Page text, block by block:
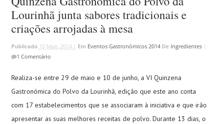
Lourinhã junta sabores tradicionais e
criações arrojadas à mesa
Publicado 10 Maio, 2014 | Em Eventos Gastronómicos 2014 De Ingredientes|
1 Comentário
Realiza-se entre 29 de maio e 10 de junho, a VI Quinzena
Gastronómica do Polvo da Lourinhã, edição que este ano conta
com 17 estabelecimentos que se associaram à iniciativa e que irão
apresentar as suas melhores receitas de polvo. Durante 13 dias, o